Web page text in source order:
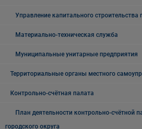
Управление капитального строительства
Материально-техническая служба
Муниципальные унитарные предприятия
Территориальные органы местного
Контрольно-счётная палата
План деятельности контрольно-счётной
городского округа